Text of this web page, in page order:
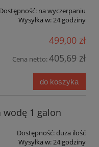
Dostępność: na wyczerpaniu
Wysyłka w:24 godziny
499,00 zł
Cena netto:405,69 zł
do koszyka
wodę 1 galon
Dostępność:duża ilość
Wysyłka w:24 godziny